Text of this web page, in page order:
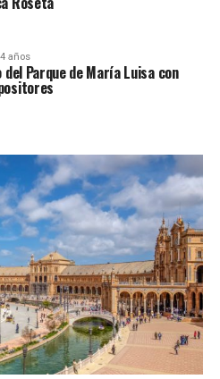
años
del Parque de María Luisa con